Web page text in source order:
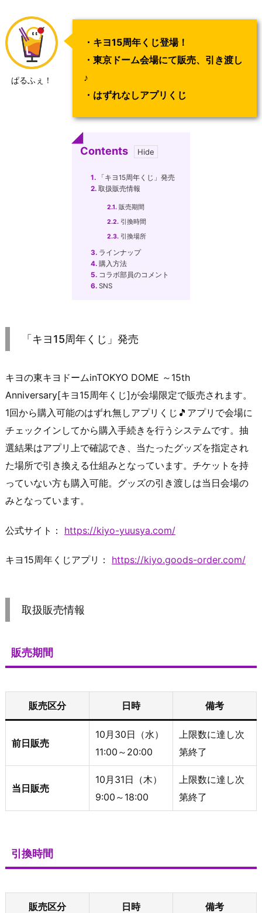
ぱるふぇ！
・キヨ15周年くじ登場！
・東京ドーム会場にて販売、引き渡し
♪
・はずれなしアプリくじ
Contents
1. 「キヨ15周年くじ」発売
2. 取扱販売情報
2.1. 販売期間
2.2. 引換時間
2.3. 引換場所
3. ラインナップ
4. 購入方法
5. コラボ部員のコメント
6. SNS
「キヨ15周年くじ」発売
キヨの東キヨドームinTOKYO DOME ～15th
Anniversary[キヨ15周年くじ]が会場限定で販売されます。
1回から購入可能のはずれ無しアプリくじ🎵アプリで会場に
チェックインしてから購入手続きを行うシステムです。抽
選結果はアプリ上で確認でき、当たったグッズを指定され
た場所で引き換える仕組みとなっています。チケットを持
っていない方も購入可能。グッズの引き渡しは当日会場の
みとなっています。
公式サイト： https://kiyo-yuusya.com/
キヨ15周年くじアプリ： https://kiyo.goods-order.com/
取扱販売情報
販売期間
販売区分 日時 備考
前日販売
10月30日（水）
11:00～20:00
上限数に達し次
第終了
当日販売
10月31日（木）
9:00～18:00
上限数に達し次
第終了
引換時間
販売区分 日時 備考